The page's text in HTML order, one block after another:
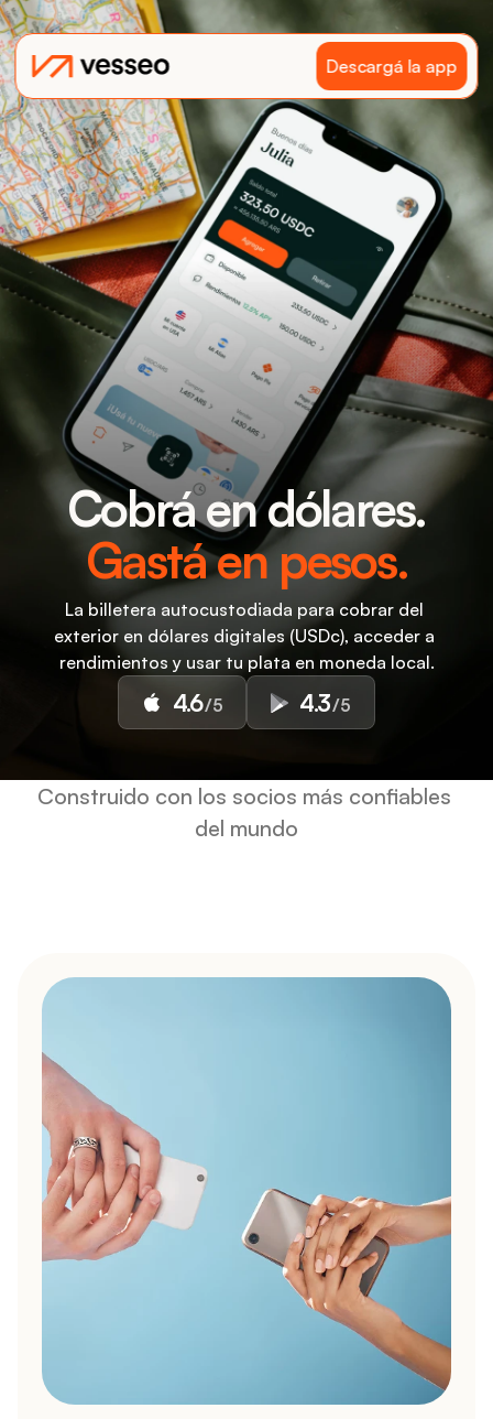
Descargá la app
Cobrá en dólares.
Gastá en pesos.
La billetera autocustodiada para cobrar del
exterior en dólares digitales (USDc), acceder a
rendimientos y usar tu plata en moneda local.
4.6/5 4.3/5
Construido con los socios más confiables
del mundo